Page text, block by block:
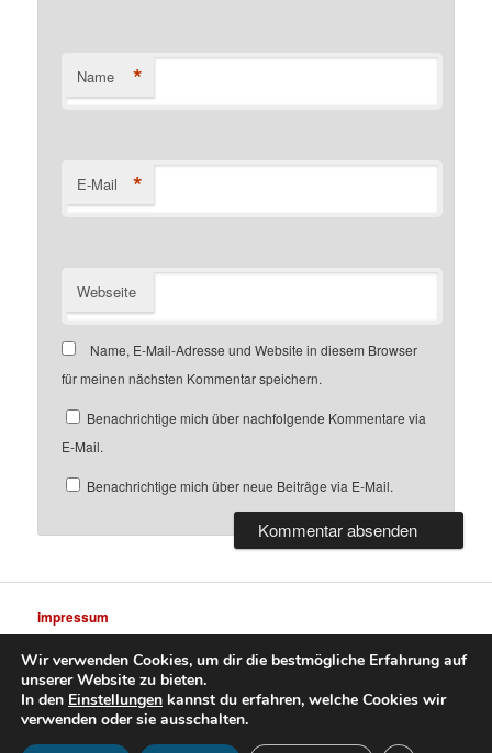
Name *
E-Mail *
Webseite
Name, E-Mail-Adresse und Website in diesem Browser
für meinen nächsten Kommentar speichern.
Benachrichtige mich über nachfolgende Kommentare via
E-Mail.
Benachrichtige mich über neue Beiträge via E-Mail.
impressum
datenschutz Stolz präsentiert von WordPress
Wir verwenden Cookies, um dir die bestmögliche Erfahrung auf
unserer Website zu bieten.
In den Einstellungen kannst du erfahren, welche Cookies wir
verwenden oder sie ausschalten.